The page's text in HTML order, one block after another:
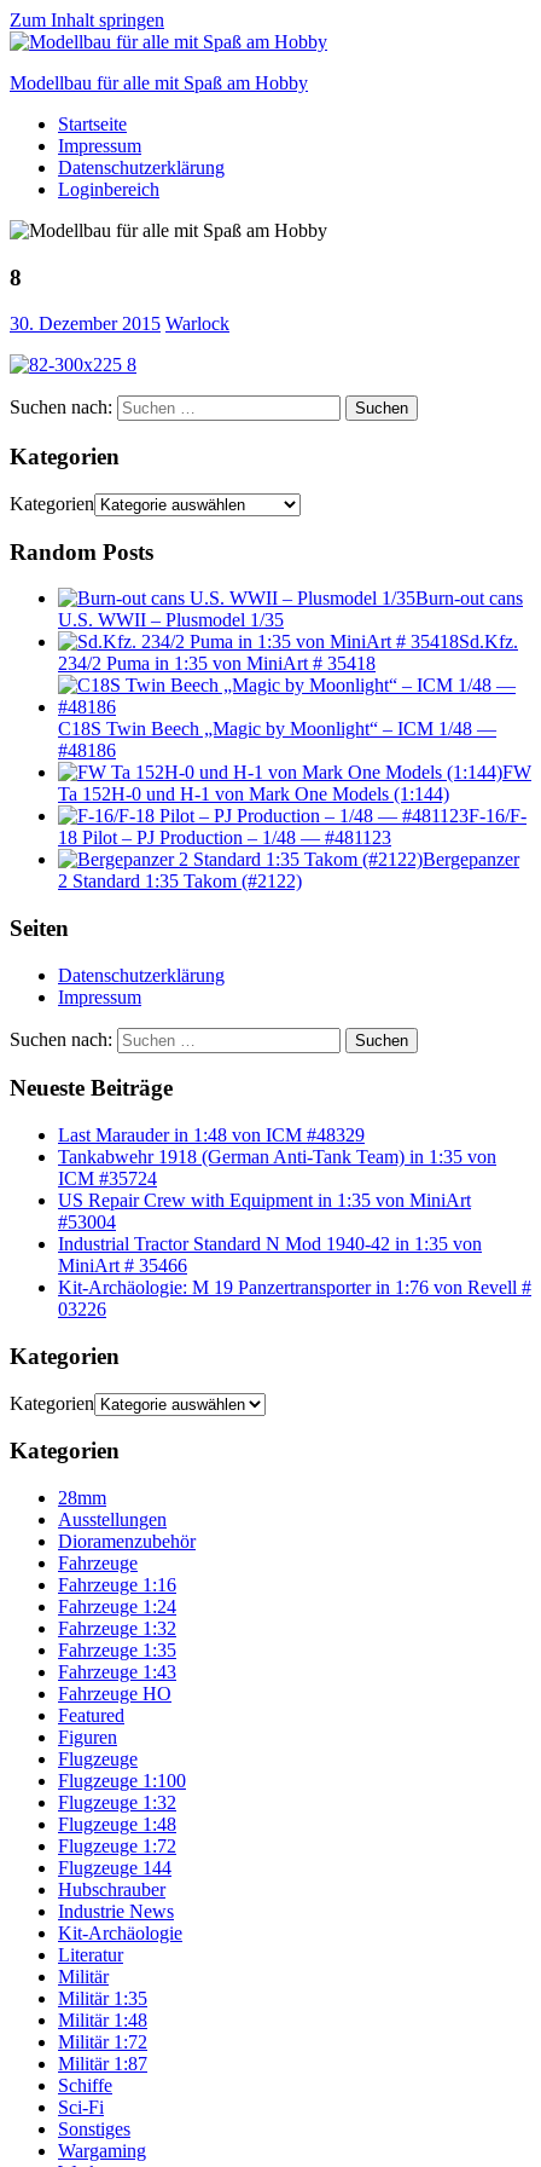
Zum Inhalt springen
Modellbau für alle mit Spaß am Hobby
Scale
modelling
to
Startseite
Impressum
Datenschutzerklärung
Loginbereich
8
30. Dezember 2015 Warlock
Suchen nach: Suchen
Kategorien
Kategorien
Random Posts
Burn-out cans
U.S. WWII – Plusmodel 1/35
Sd.Kfz.
234/2 Puma in 1:35 von MiniArt # 35418
C18S Twin Beech „Magic by Moonlight“ – ICM 1/48 —
#48186
FW
Ta 152H-0 und H-1 von Mark One Models (1:144)
F-16/F-
18 Pilot – PJ Production – 1/48 — #481123
Bergepanzer
2 Standard 1:35 Takom (#2122)
Seiten
Datenschutzerklärung
Impressum
Suchen nach: Suchen
Neueste Beiträge
Last Marauder in 1:48 von ICM #48329
Tankabwehr 1918 (German Anti-Tank Team) in 1:35 von
ICM #35724
US Repair Crew with Equipment in 1:35 von MiniArt
#53004
Industrial Tractor Standard N Mod 1940-42 in 1:35 von
MiniArt # 35466
Kit-Archäologie: M 19 Panzertransporter in 1:76 von Revell #
03226
Kategorien
Kategorien
Kategorien
28mm
Ausstellungen
Dioramenzubehör
Fahrzeuge
Fahrzeuge 1:16
Fahrzeuge 1:24
Fahrzeuge 1:32
Fahrzeuge 1:35
Fahrzeuge 1:43
Fahrzeuge HO
Featured
Figuren
Flugzeuge
Flugzeuge 1:100
Flugzeuge 1:32
Flugzeuge 1:48
Flugzeuge 1:72
Flugzeuge 144
Hubschrauber
Industrie News
Kit-Archäologie
Literatur
Militär
Militär 1:35
Militär 1:48
Militär 1:72
Militär 1:87
Schiffe
Sci-Fi
Sonstiges
Wargaming